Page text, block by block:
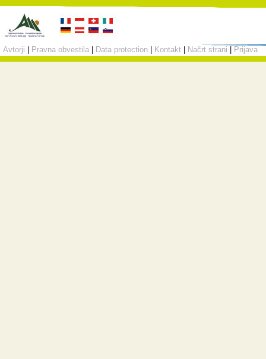
Avtorji Pravna obvestila Data protection Kontakt Načrt strani Prijava